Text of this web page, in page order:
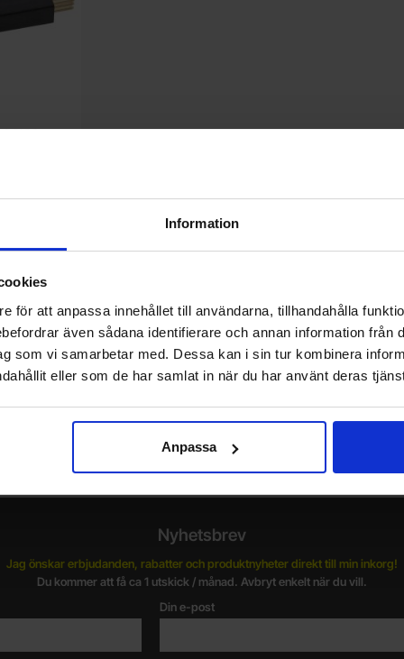
Information
för att anpassa innehållet till användarna, tillhandahålla
även sådana identifierare och annan information från
som vi samarbetar med. Dessa kan i sin tur kombinera
eller som de har samlat in när du har använt deras
Anpassa
Vill du jobba på Electrokit?
Nyhetsbrev
Jag önskar erbjudanden, rabatter och produktnyheter direkt till min inkorg!
Du kommer att få ca 1 utskick / månad. Avbryt enkelt när du vill.
Din e-post